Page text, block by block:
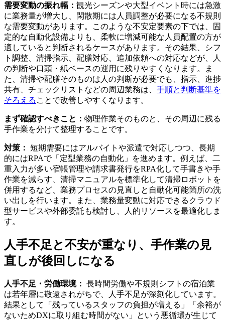
需要変動の振れ幅： 観光シーズンや大型イベント時には急激
に業務量が増大し、閑散期には人員調整が必要になる不規則
な需要変動があります。このような不安定要素の下では、固
定的な自動化設備よりも、柔軟に増減可能な人員配置の方が
適していると判断されるケースがあります。その結果、シフ
ト調整、清掃指示、配膳対応、追加依頼への対応などが、人
の判断や口頭・紙ベースの運用に残りやすくなります。ま
た、清掃や配膳そのものは人の判断が必要でも、指示、進捗
共有、チェックリストなどの周辺業務は、 手順と判断基準を
そろえる ことで改善しやすくなります。
まず確認すべきこと： 物理作業そのものと、その周辺に残る
手作業を分けて整理することです。
対策： 短期需要にはアルバイトや派遣で対応しつつ、長期
的にはRPAで「定型業務の自動化」を進めます。例えば、二
重入力が多い宿帳管理や請求書発行をRPA化して手書きや手
作業を減らす、清掃マニュアルを標準化して清掃ロボットを
併用するなど、業務プロセスの見直しと自動化可能箇所の洗
い出しを行います。また、業務量変動に対応できるクラウド
型サービスや外部委託も検討し、人的リソースを最適化しま
す。
人手不足と不安が重なり、手作業の見
直しが後回しになる
人手不足・労働環境： 長時間労働や不規則シフトの宿泊業
は若年層に敬遠されがちで、人手不足が深刻化しています。
結果として「残っているスタッフの負担が増える」「余裕が
ないためDXに取り組む時間がない」という悪循環が生じて